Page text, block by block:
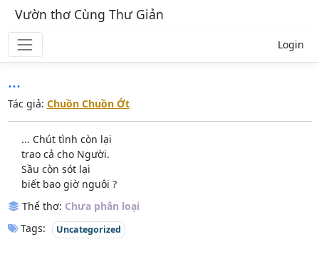
Vườn thơ Cùng Thư Giản
Login
...
Tác giả: Chuồn Chuồn Ớt
... Chút tình còn lại
trao cả cho Người.
Sầu còn sót lại
biết bao giờ nguôi ?
Thể thơ: Chưa phân loại
Tags:
Uncategorized